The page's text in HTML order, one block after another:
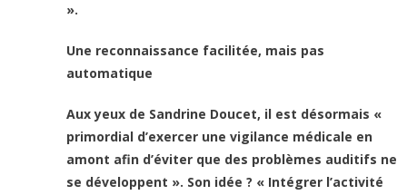
».
Une reconnaissance facilitée, mais pas
automatique
Aux yeux de Sandrine Doucet, il est désormais «
primordial d’exercer une vigilance médicale en
amont afin d’éviter que des problèmes auditifs ne
se développent ». Son idée ? « Intégrer l’activité